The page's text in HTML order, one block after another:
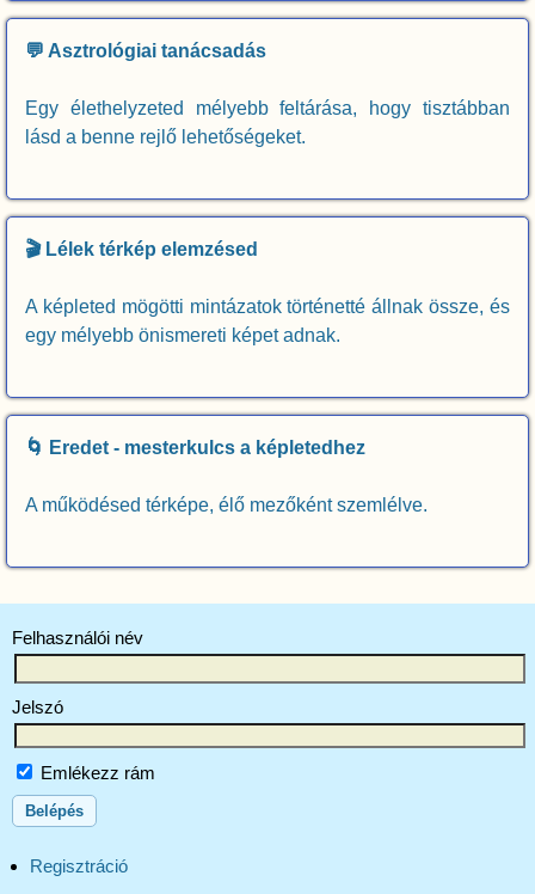
💬 Asztrológiai tanácsadás
Egy élethelyzeted mélyebb feltárása, hogy tisztábban
lásd a benne rejlő lehetőségeket.
🎬 Lélek térkép elemzésed
A képleted mögötti mintázatok történetté állnak össze, és
egy mélyebb önismereti képet adnak.
🌀 Eredet - mesterkulcs a képletedhez
A működésed térképe, élő mezőként szemlélve.
Felhasználói név
Jelszó
Emlékezz rám
Regisztráció